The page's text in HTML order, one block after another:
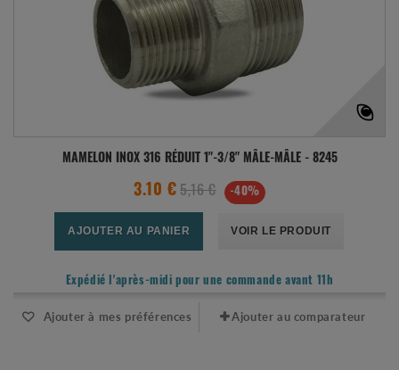
MAMELON INOX 316 RÉDUIT 1"-3/8" MÂLE-MÂLE - 8245
3.10 € 5,16 € -40%
AJOUTER AU PANIER VOIR LE PRODUIT
Expédié l'après-midi pour une commande avant 11h
Ajouter à mes préférences Ajouter au comparateur